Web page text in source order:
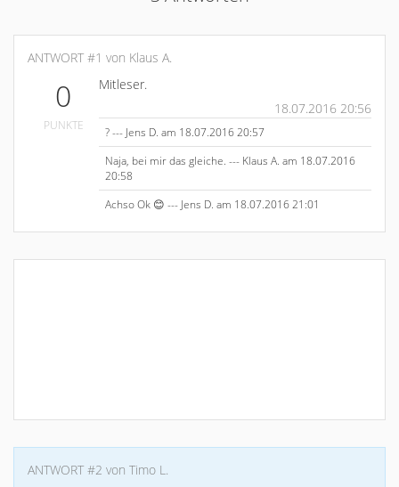
ANTWORT #1 von Klaus A.
0
PUNKTE
Mitleser.
18.07.2016 20:56
? --- Jens D. am 18.07.2016 20:57
Naja, bei mir das gleiche. --- Klaus A. am 18.07.2016
20:58
Achso Ok 😊 --- Jens D. am 18.07.2016 21:01
ANTWORT #2 von Timo L.